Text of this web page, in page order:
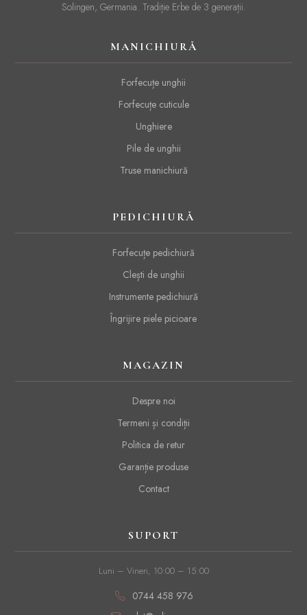
Solingen, Germania. Tradiție Erbe de 3 generații.
MANICHIURĂ
Forfecuțe unghii
Forfecuțe cuticule
Unghiere
Pile de unghii
Truse manichiură
PEDICHIURĂ
Forfecuțe pedichiură
Clești de unghii
Instrumente pedichiură
Îngrijire piele picioare
MAGAZIN
Despre noi
Termeni și condiții
Politica de retur
Garanție produse
Contact
SUPORT
Luni – Vineri, 10:00 – 15:00
0744 458 976